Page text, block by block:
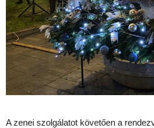
A zenei szolgálatot követően a